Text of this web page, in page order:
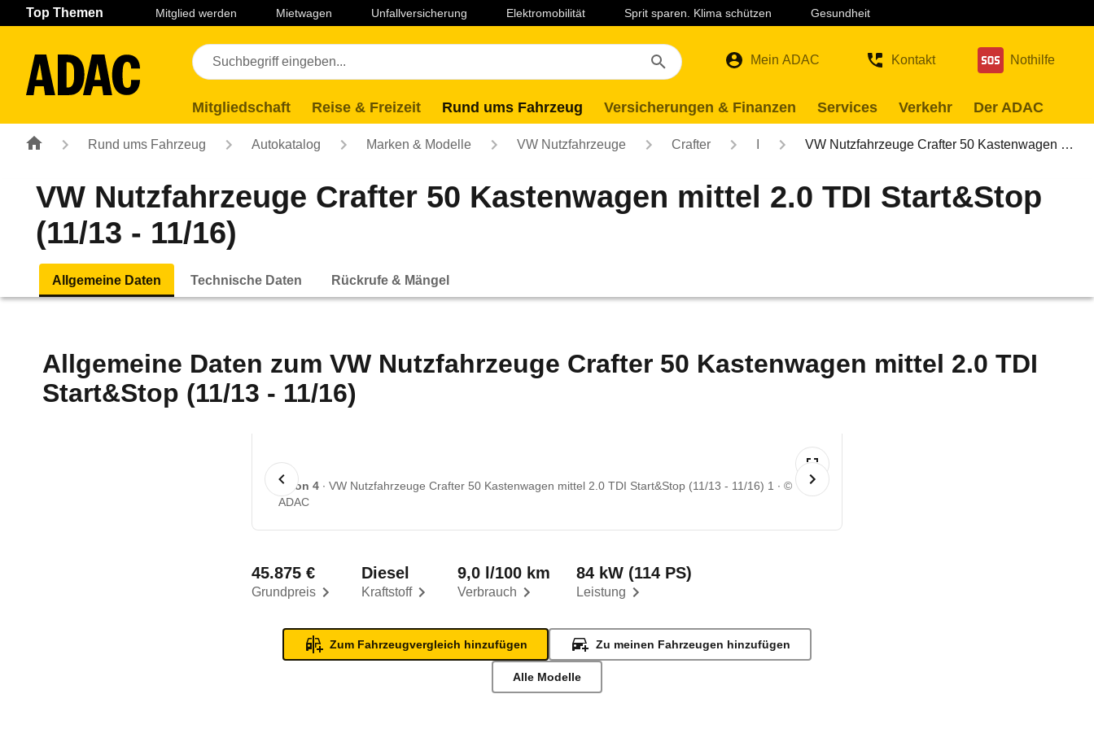
Navigation Seiteninhalt Fußzeile
Top Themen Mitglied werden Mietwagen Unfallversicherung Elektromobilität Sprit sparen. Klima schützen Gesundheit
Mein ADAC Kontakt Nothilfe
Mitgliedschaft Reise & Freizeit Rund ums Fahrzeug Versicherungen & Finanzen Services Verkehr Der ADAC
Rund ums Fahrzeug Autokatalog Marken & Modelle VW Nutzfahrzeuge Crafter VW Nutzfahrzeuge Crafter 50 Kastenwagen …
VW Nutzfahrzeuge Crafter 50 Kastenwagen mittel 2.0 TDI Start&Stop
(11/13 - 11/16)
Allgemeine Daten Technische Daten Rückrufe & Mängel
Allgemeine Daten zum VW Nutzfahrzeuge Crafter 50 Kastenwagen mittel 2.0 TDI
Start&Stop (11/13 - 11/16)
1 von 4 VW Nutzfahrzeuge Crafter 50 Kastenwagen mittel 2.0 TDI Start&Stop (11/13 - 11/16) 1
©
ADAC
Grundpreis
45.875 €
Kraftstoff
Diesel
Verbrauch
9,0 l/100 km
Leistung
84 kW (114 PS)
Zum Fahrzeugvergleich hinzufügen Zu meinen Fahrzeugen hinzufügen
Alle Modelle